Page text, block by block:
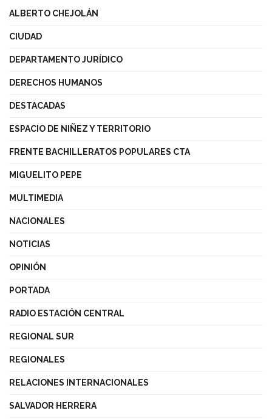
ALBERTO CHEJOLÁN
CIUDAD
DEPARTAMENTO JURÍDICO
DERECHOS HUMANOS
DESTACADAS
ESPACIO DE NIÑEZ Y TERRITORIO
FRENTE BACHILLERATOS POPULARES CTA
MIGUELITO PEPE
MULTIMEDIA
NACIONALES
NOTICIAS
OPINIÓN
PORTADA
RADIO ESTACIÓN CENTRAL
REGIONAL SUR
REGIONALES
RELACIONES INTERNACIONALES
SALVADOR HERRERA